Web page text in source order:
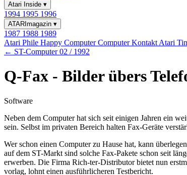
Atari Inside ▾
1994 1995 1996
ATARImagazin ▾
1987 1988 1989
Atari Phile Happy ComputerComputer Kontakt Atari
← ST-Computer 02 / 1992
Q-Fax - Bilder übers
Software
Neben dem Computer hat sich seit einigen Jahren ein
sein. Selbst im privaten Bereich halten Fax-Geräte
Wer schon einen Computer zu Hause hat, kann
auf dem ST-Markt sind solche Fax-Pakete schon seit
erwerben. Die Firma Rich-ter-Distributor bietet nun
vorlag, lohnt einen ausführlicheren Testbericht.